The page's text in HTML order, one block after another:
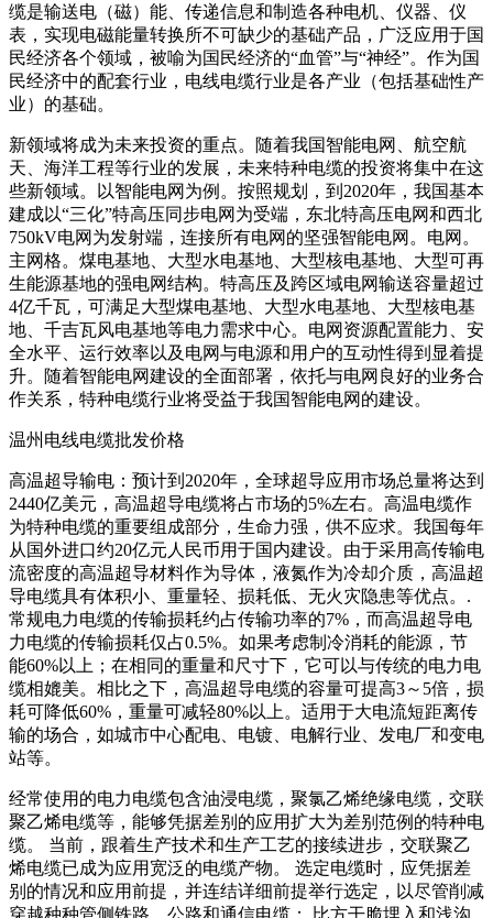
缆是输送电（磁）能、传递信息和制造各种电机、仪器、仪
表，实现电磁能量转换所不可缺少的基础产品，广泛应用于国
民经济各个领域，被喻为国民经济的“血管”与“神经”。作为国
民经济中的配套行业，电线电缆行业是各产业（包括基础性产
业）的基础。
新领域将成为未来投资的重点。随着我国智能电网、航空航
天、海洋工程等行业的发展，未来特种电缆的投资将集中在这
些新领域。以智能电网为例。按照规划，到2020年，我国基本
建成以“三化”特高压同步电网为受端，东北特高压电网和西北
750kV电网为发射端，连接所有电网的坚强智能电网。电网。
主网格。煤电基地、大型水电基地、大型核电基地、大型可再
生能源基地的强电网结构。特高压及跨区域电网输送容量超过
4亿千瓦，可满足大型煤电基地、大型水电基地、大型核电基
地、千吉瓦风电基地等电力需求中心。电网资源配置能力、安
全水平、运行效率以及电网与电源和用户的互动性得到显着提
升。随着智能电网建设的全面部署，依托与电网良好的业务合
作关系，特种电缆行业将受益于我国智能电网的建设。
温州电线电缆批发价格
高温超导输电：预计到2020年，全球超导应用市场总量将达到
2440亿美元，高温超导电缆将占市场的5%左右。高温电缆作
为特种电缆的重要组成部分，生命力强，供不应求。我国每年
从国外进口约20亿元人民币用于国内建设。由于采用高传输电
流密度的高温超导材料作为导体，液氮作为冷却介质，高温超
导电缆具有体积小、重量轻、损耗低、无火灾隐患等优点。.
常规电力电缆的传输损耗约占传输功率的7%，而高温超导电
力电缆的传输损耗仅占0.5%。如果考虑制冷消耗的能源，节
能60%以上；在相同的重量和尺寸下，它可以与传统的电力电
缆相媲美。相比之下，高温超导电缆的容量可提高3～5倍，损
耗可降低60%，重量可减轻80%以上。适用于大电流短距离传
输的场合，如城市中心配电、电镀、电解行业、发电厂和变电
站等。
经常使用的电力电缆包含油浸电缆，聚氯乙烯绝缘电缆，交联
聚乙烯电缆等，能够凭据差别的应用扩大为差别范例的特种电
缆。 当前，跟着生产技术和生产工艺的接续进步，交联聚乙
烯电缆已成为应用宽泛的电缆产物。 选定电缆时，应凭据差
别的情况和应用前提，并连结详细前提举行选定，以尽管削减
穿越种种管侧铁路，公路和通信电缆； 比方干脆埋入和浅沟